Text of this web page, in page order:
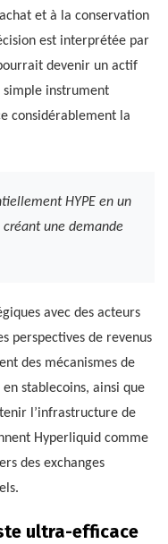
et à la conservation
est interprétée par
devenir un actif
simple instrument
considérablement la
HYPE en un
une demande
avec des acteurs
perspectives de revenus
des mécanismes de
stablecoins, ainsi que
l’infrastructure de
Hyperliquid comme
des exchanges
ultra-efficace